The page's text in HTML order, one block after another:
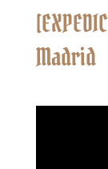
Madrid